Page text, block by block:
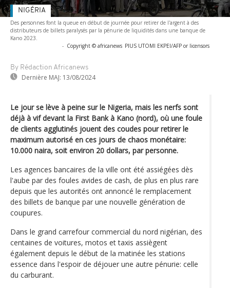
Des personnes font la queue en début de journée pour retirer de l'argent à des
distributeurs de billets paralysés par la pénurie de liquidités dans une banque de
Kano 2023.
- Copyright © africanews PIUS UTOMI EKPEI/AFP or licensors
By Rédaction Africanews
Dernière MAJ: 13/08/2024
NIGÉRIA
Le jour se lève à peine sur le Nigeria, mais les nerfs sont
déjà à vif devant la First Bank à Kano (nord), où une foule
de clients agglutinés jouent des coudes pour retirer le
maximum autorisé en ces jours de chaos monétaire:
10.000 naira, soit environ 20 dollars, par personne.
Les agences bancaires de la ville ont été assiégées dès
l'aube par des foules avides de cash, de plus en plus rare
depuis que les autorités ont annoncé le remplacement
des billets de banque par une nouvelle génération de
coupures.
Dans le grand carrefour commercial du nord nigérian, des
centaines de voitures, motos et taxis assiègent
également depuis le début de la matinée les stations
essence dans l'espoir de déjouer une autre pénurie: celle
du carburant.